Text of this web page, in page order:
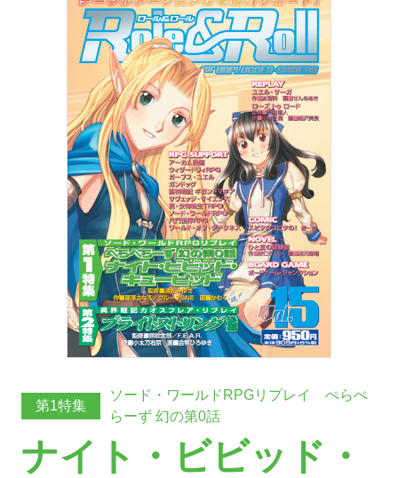
第1特集
ソード・ワールドRPGリプレイ ぺらぺ
らーず 幻の第0話
ナイト・ビビッド・